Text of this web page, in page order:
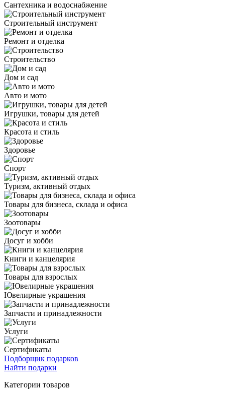
Сантехника и водоснабжение
Строительный инструмент
Ремонт и отделка
Строительство
Дом и сад
Авто и мото
Игрушки, товары для детей
Красота и стиль
Здоровье
Спорт
Туризм, активный отдых
Товары для бизнеса, склада и офиса
Зоотовары
Досуг и хобби
Книги и канцелярия
Товары для взрослых
Ювелирные украшения
Запчасти и принадлежности
Услуги
Сертификаты
Подборщик подарков
Найти подарки
Категории товаров